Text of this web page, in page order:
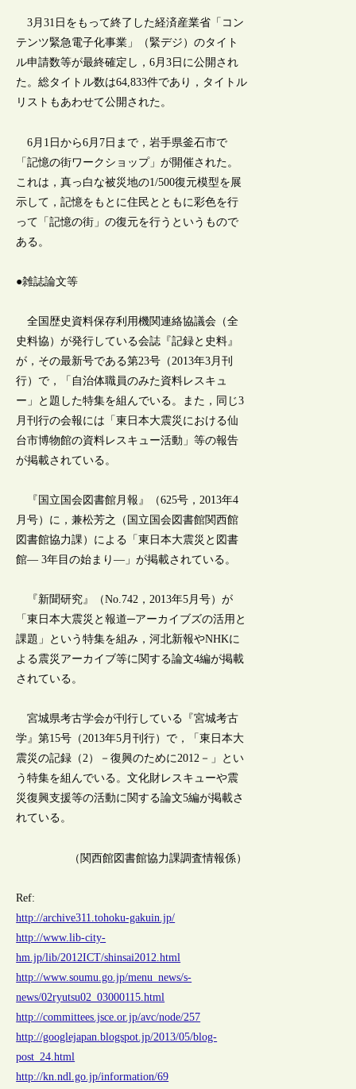
3月31日をもって終了した経済産業省「コン
テンツ緊急電子化事業」（緊デジ）のタイト
ル申請数等が最終確定し，6月3日に公開され
た。総タイトル数は64,833件であり，タイトル
リストもあわせて公開された。
6月1日から6月7日まで，岩手県釜石市で
「記憶の街ワークショップ」が開催された。
これは，真っ白な被災地の1/500復元模型を展
示して，記憶をもとに住民とともに彩色を行
って「記憶の街」の復元を行うというもので
ある。
●雑誌論文等
全国歴史資料保存利用機関連絡協議会（全
史料協）が発行している会誌『記録と史料』
が，その最新号である第23号（2013年3月刊
行）で，「自治体職員のみた資料レスキュ
ー」と題した特集を組んでいる。また，同じ3
月刊行の会報には「東日本大震災における仙
台市博物館の資料レスキュー活動」等の報告
が掲載されている。
『国立国会図書館月報』（625号，2013年4
月号）に，兼松芳之（国立国会図書館関西館
図書館協力課）による「東日本大震災と図書
館― 3年目の始まり―」が掲載されている。
『新聞研究』（No.742，2013年5月号）が
「東日本大震災と報道─アーカイブズの活用と
課題」という特集を組み，河北新報やNHKに
よる震災アーカイブ等に関する論文4編が掲載
されている。
宮城県考古学会が刊行している『宮城考古
学』第15号（2013年5月刊行）で，「東日本大
震災の記録（2）－復興のために2012－」とい
う特集を組んでいる。文化財レスキューや震
災復興支援等の活動に関する論文5編が掲載さ
れている。
（関西館図書館協力課調査情報係）
Ref:
http://archive311.tohoku-gakuin.jp/
http://www.lib-city-
hm.jp/lib/2012ICT/shinsai2012.html
http://www.soumu.go.jp/menu_news/s-
news/02ryutsu02_03000115.html
http://committees.jsce.or.jp/avc/node/257
http://googlejapan.blogspot.jp/2013/05/blog-
post_24.html
http://kn.ndl.go.jp/information/69